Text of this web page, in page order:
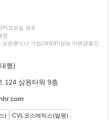
정보일 경우
장
픈했으나 기업(SHOP)정보 미변경중인
행)
124 삼원타워 9층
)
CVL코스메틱스(발몽)